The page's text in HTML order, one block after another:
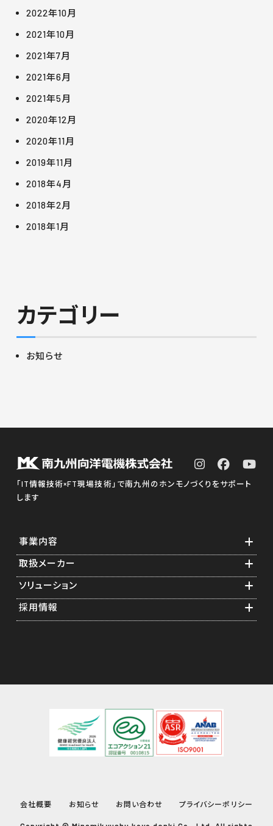
2022年10月
2021年10月
2021年7月
2021年6月
2021年5月
2020年12月
2020年11月
2019年11月
2018年4月
2018年2月
2018年1月
カテゴリー
お知らせ
「IT情報技術×FT現場技術」で南九州のホンモノづくりをサポート
します
事業内容
ソフトウェア構築
スタートアップエンジニアリング
取扱メーカー
計測・制御機器関連
ソリューション
採用情報
会社概要 お知らせ お問い合わせ プライバシーポリシー